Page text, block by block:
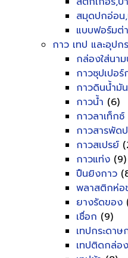
สมุดปกอ่อน
แบบฟอร์มต่
กาว เทป และอุป
กล่องใส่นา
กาวซุปเปอร์
กาวดินน้ำมัน
กาวน้ำ (6)
กาวลาเท็กซ์
กาวสารพัด
กาวสเปรย์
กาวแท่ง (9)
ปืนยิงกาว
พลาสติกห่อ
ยางรัดของ
เชื่อก (9)
เทปกระดาษ
เทปติดกล่อ